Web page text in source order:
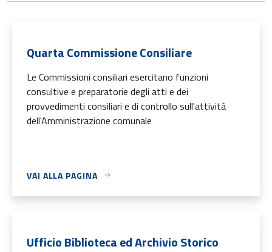
Quarta Commissione Consiliare
Le Commissioni consiliari esercitano funzioni
consultive e preparatorie degli atti e dei
provvedimenti consiliari e di controllo sull'attività
dell'Amministrazione comunale
VAI ALLA PAGINA
Ufficio Biblioteca ed Archivio Storico